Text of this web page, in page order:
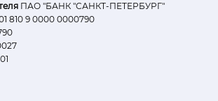
ПАО "БАНК "САНКТ-ПЕТЕРБУРГ"
810 9 0000 0000790